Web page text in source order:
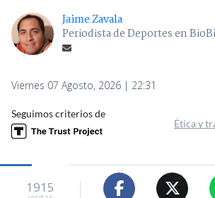
Jaime Zavala
Periodista de Deportes en
Viernes 07 Agosto, 2026 | 22:31
Seguimos criterios de
Ética y
1915